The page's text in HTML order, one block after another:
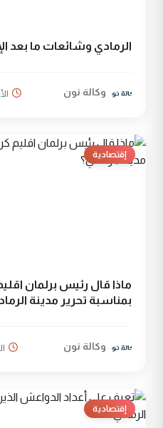
الرمادي وشائعات ما بعد
وكالة نون
إقتصادية
ماذا قال رئيس برلمان
بمناسبة تحرير مدينة
وكالة نون
إقتصادية